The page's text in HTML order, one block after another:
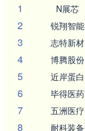
1
N展芯
2 锐翔智能
3 志特新材
4 博腾股份
5 近岸蛋白
6 毕得医药
7 五洲医疗
8 耐科装备